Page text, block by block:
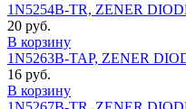
1N5254B-TR, ZENER
20 руб.
В корзину
1N5263B-TAP, ZENER
16 руб.
В корзину